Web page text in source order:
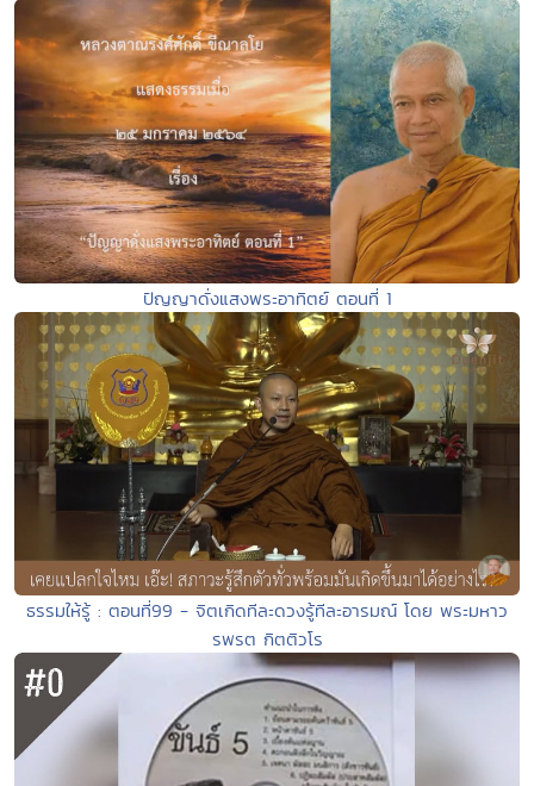
ปัญญาดั่งแสงพระอาทิตย์ ตอนที่ 1
ธรรมให้รู้ : ตอนที่99 - จิตเกิดทีละดวงรู้ทีละอารมณ์ โดย พระมหาว
รพรต กิตติวโร